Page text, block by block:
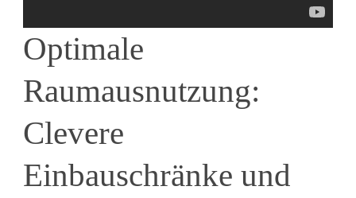
Optimale
Raumausnutzung:
Clevere
Einbauschränke und